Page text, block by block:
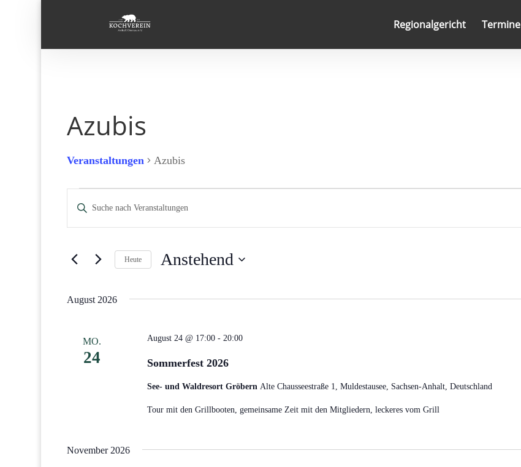
Regionalgericht Termine
Azubis
Veranstaltungen Azubis
Veranstaltungen
Veranstaltungen
Suche
und
Navigation
Bitte
Suche
Schlüsselwort.
Heute Anstehend
August 2026
MO.
24 Sommerfest 2026
August 24 @ 17:00- 20:00
See- und Waldresort Gröbern Alte Chausseestraße 1, Muldestausee, Sachsen-Anhalt, Deutschland
Tour mit den Grillbooten, gemeinsame Zeit mit den Mitgliedern, leckeres vom Grill
November 2026